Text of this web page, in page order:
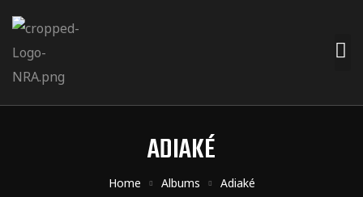
ADIAKÉ
Home Albums Adiaké